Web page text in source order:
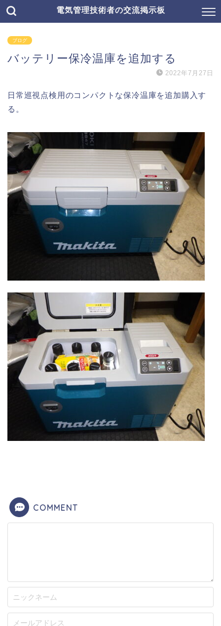
電気管理技術者の交流掲示板
ブログ
バッテリー保冷温庫を追加する
2022年7月27日
日常巡視点検用のコンパクトな保冷温庫を追加購入す
る。
COMMENT